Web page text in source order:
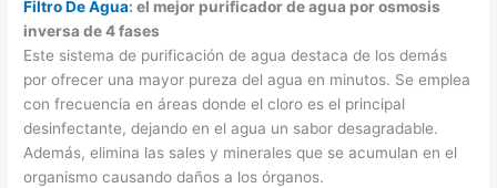
Filtro De Agua: el mejor purificador de agua por osmosis
inversa de 4 fases
Este sistema de purificación de agua destaca de los demás
por ofrecer una mayor pureza del agua en minutos. Se emplea
con frecuencia en áreas donde el cloro es el principal
desinfectante, dejando en el agua un sabor desagradable.
Además, elimina las sales y minerales que se acumulan en el
organismo causando daños a los órganos.